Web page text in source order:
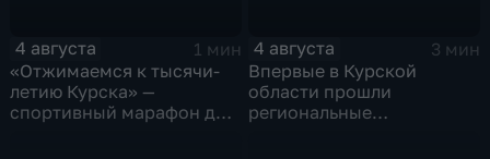
4 августа
1 мин
«Отжимаемся к тысячи-
летию Курска» —
спортивный марафон для
4 августа
3 мин
Впервые в Курской
области прошли
региональные